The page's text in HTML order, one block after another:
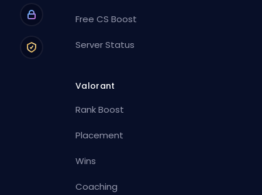
Free CS Boost
Server Status
Valorant
Rank Boost
Placement
Wins
Coaching